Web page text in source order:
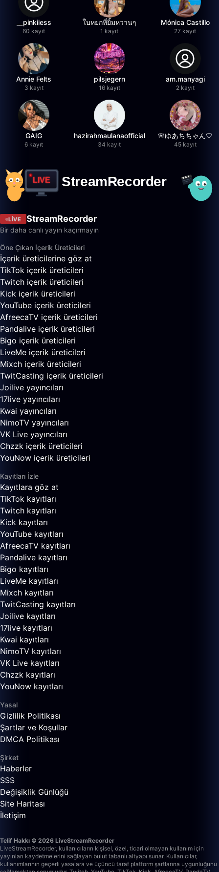
__pinkiiess
60 kayıt
ใบหยกที่ยิ้มหวานๆ
1 kayıt
Mónica Castillo
27 kayıt
Annie Felts
3 kayıt
pilsjegern
16 kayıt
am.manyagi
2 kayıt
GAIG
6 kayıt
hazirahmaulanaofficial
34 kayıt
🌸ゆあちちゃん🤍
45 kayıt
LIVE StreamRecorder
Bir daha canlı yayın kaçırmayın
Öne Çıkan İçerik Üreticileri
İçerik üreticilerine göz at
TikTok içerik üreticileri
Twitch içerik üreticileri
Kick içerik üreticileri
YouTube içerik üreticileri
AfreecaTV içerik üreticileri
Pandalive içerik üreticileri
Bigo içerik üreticileri
LiveMe içerik üreticileri
Mixch içerik üreticileri
TwitCasting içerik üreticileri
Joilive yayıncıları
17live yayıncıları
Kwai yayıncıları
NimoTV yayıncıları
VK Live yayıncıları
Chzzk içerik üreticileri
YouNow içerik üreticileri
Kayıtları İzle
Kayıtlara göz at
TikTok kayıtları
Twitch kayıtları
Kick kayıtları
YouTube kayıtları
AfreecaTV kayıtları
Pandalive kayıtları
Bigo kayıtları
LiveMe kayıtları
Mixch kayıtları
TwitCasting kayıtları
Joilive kayıtları
17live kayıtları
Kwai kayıtları
NimoTV kayıtları
VK Live kayıtları
Chzzk kayıtları
YouNow kayıtları
Yasal
Gizlilik Politikası
Şartlar ve Koşullar
DMCA Politikası
Şirket
Haberler
SSS
Değişiklik Günlüğü
Site Haritası
İletişim
Telif Hakkı © 2026 LiveStreamRecorder
LiveStreamRecorder, kullanıcıların kişisel, özel, ticari olmayan kullanım için
yayınları kaydetmelerini sağlayan bulut tabanlı altyapı sunar. Kullanıcılar,
kullanımlarının geçerli yasalara ve üçüncü taraf platform şartlarına uygunluğunu